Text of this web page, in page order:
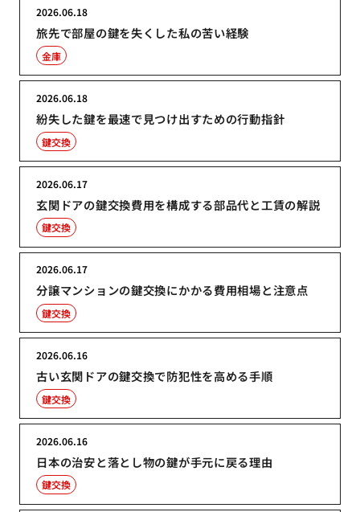
旅先で部屋の鍵を失くした私の苦い経験
2026.06.18
金庫
紛失した鍵を最速で見つけ出すための行動指針
2026.06.18
鍵交換
玄関ドアの鍵交換費用を構成する部品代と工賃の解説
2026.06.17
鍵交換
分譲マンションの鍵交換にかかる費用相場と注意点
2026.06.17
鍵交換
古い玄関ドアの鍵交換で防犯性を高める手順
2026.06.16
鍵交換
日本の治安と落とし物の鍵が手元に戻る理由
2026.06.16
鍵交換